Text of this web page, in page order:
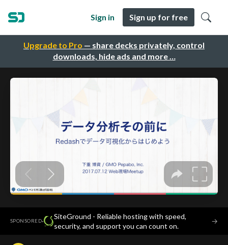
Upgrade to Pro — share decks privately, control
downloads, hide ads and more …
Sign in Sign up for free
SPONSORED·
SiteGround - Reliable hosting with speed,
security, and support you can count on.
→